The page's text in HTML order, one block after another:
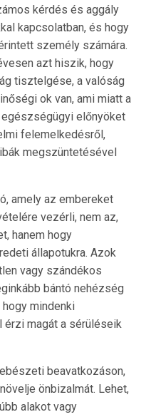
kérdés és aggály
kapcsolatban, és hogy
személy számára.
azt hiszik, hogy
tisztelgése, a valóság
ok van, ami miatt a
előnyöket
felemelkedésről,
megszüntetésével
amely az embereket
vezérli, nem az,
hanem hogy
állapotukra. Azok
vagy szándékos
bántó nehézség
mindenki
magát a sérüléseik
beavatkozáson,
önbizalmát. Lehet,
alakot vagy